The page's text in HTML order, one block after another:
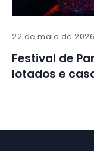
22 de maio de 2026
Festival de
lotados e